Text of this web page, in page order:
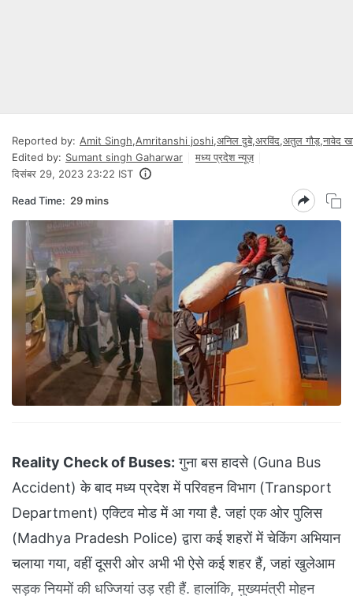
Reported by: Amit Singh,Amritanshi joshi,अनिल दुबे,अरविंद,अतुल गौड़,नावेद
Edited by: Sumant singh Gaharwar
मध्य प्रदेश न्यूज़
दिसंबर 29, 2023 23:22 IST
Read Time: 29 mins
Reality Check of Buses: गुना बस हादसे (Guna Bus
Accident) के बाद मध्य प्रदेश में परिवहन विभाग (Transport
Department) एक्टिव मोड में आ गया है. जहां एक ओर पुलिस
(Madhya Pradesh Police) द्वारा कई शहरों में चेकिंग अभियान
चलाया गया, वहीं दूसरी ओर अभी भी ऐसे कई शहर हैं, जहां खुलेआम
सड़क नियमों की धज्जियां उड़ रही हैं. हालांकि, मुख्यमंत्री मोहन